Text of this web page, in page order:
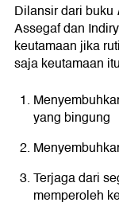
Dilansir dari buku
Assegaf dan
keutamaan jika
saja keutamaan
yang bingung
Terjaga dari
memperoleh